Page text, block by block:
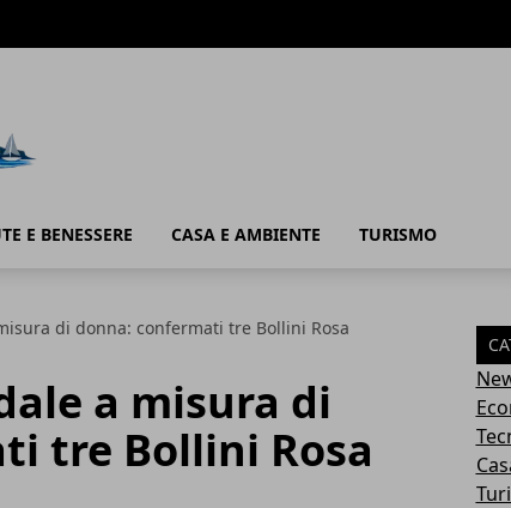
E BENESSERE CASA E AMBIENTE TURISMO
di donna: confermati tre Bollini Rosa
a misura di
tre Bollini Rosa